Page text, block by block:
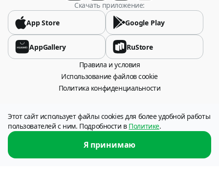
Босния и Герцеговина
USD
Бразилия
Гана
Скачать приложение:
App Store
Google Play
AppGallery
RuStore
Правила и условия
Использование файлов cookie
Политика конфиденциальности
Оператор сервиса: НКО «Платежи и расчеты» (АО), ИНН 6316049606
Услуга по переводу денежных средств предоставляется НКО «Платежи и
расчеты» (АО), (г. Самара). Лицензия Банка России № 3324-Р от 12.01.2018
г.
Этот сайт использует файлы cookies для более удобной работы
пользователей с ним. Подробности в Политике.
Я принимаю